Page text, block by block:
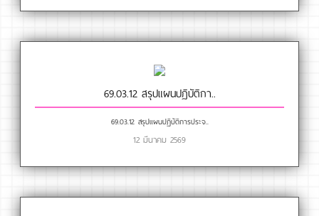
69.03.12 สรุปแผนปฏิบัติกา..
69.03.12 สรุปแผนปฏิบัติการประจ..
12 มีนาคม 2569